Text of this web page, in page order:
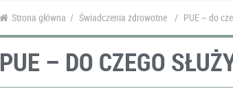
Strona główna / Świadczenia zdrowotne / PUE – do
PUE – DO CZEGO